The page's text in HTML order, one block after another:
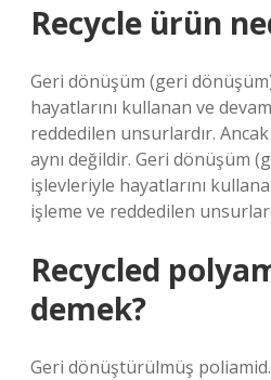
Recycle ürün
Geri dönüşüm (geri
hayatlarını kullanan ve
reddedilen unsurlardır.
aynı değildir. Geri dönüşüm
işlevleriyle hayatlarını
işleme ve reddedilen
Recycled
demek?
Geri dönüştürülmüş